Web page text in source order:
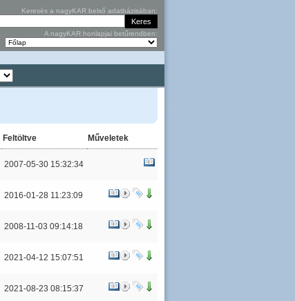
Keresés a nagyKAR belső adatbázisában:
A nagyKAR honlapjai betűrendben:
Feltöltve Műveletek
2007-05-30 15:32:34
2016-01-28 11:23:09
2008-11-03 09:14:18
2021-04-12 15:07:51
2021-08-23 08:15:37